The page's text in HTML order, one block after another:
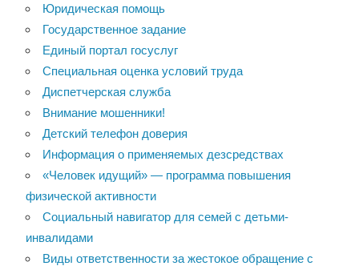
Юридическая помощь
Государственное задание
Единый портал госуслуг
Специальная оценка условий труда
Диспетчерская служба
Внимание мошенники!
Детский телефон доверия
Информация о применяемых дезсредствах
«Человек идущий» — программа повышения
физической активности
Социальный навигатор для семей с детьми-
инвалидами
Виды ответственности за жестокое обращение с